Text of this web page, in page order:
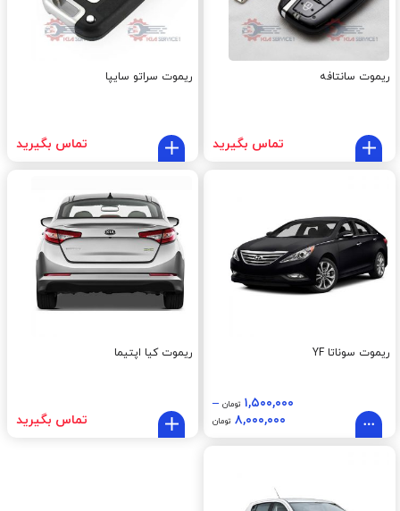
ریموت سانتافه
تماس بگیرید
ریموت سراتو سایپا
تماس بگیرید
ریموت سوناتا YF
۱,۵۰۰,۰۰۰ تومان–
۸,۰۰۰,۰۰۰ تومان
ریموت کیا اپتیما
تماس بگیرید